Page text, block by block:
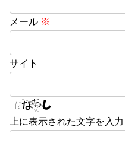
メール ※
サイト
上に表示された文字を入